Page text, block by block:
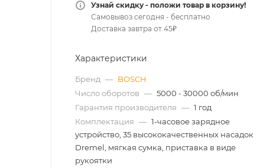
Узнай скидку - положи товар в корзину!
Самовывоз сегодня - бесплатно
Доставка завтра от 45₽
Характеристики
Бренд — BOSCH
Число оборотов — 5000 - 30000 об/мин
Гарантия производителя — 1 год
Комплектация — 1-часовое зарядное
устройство, 35 высококачественных насадок
Dremel, мягкая сумка, приставка в виде
рукоятки